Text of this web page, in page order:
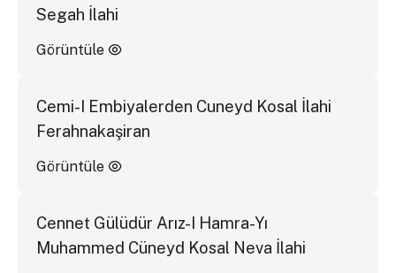
Segah İlahi
Görüntüle
Cemi-I Embiyalerden Cuneyd Kosal İlahi
Ferahnakaşiran
Görüntüle
Cennet Gülüdür Arız-I Hamra-Yı
Muhammed Cüneyd Kosal Neva İlahi